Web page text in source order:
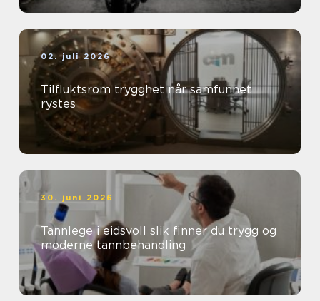
02. juli 2026
Tilfluktsrom trygghet når samfunnet
rystes
30. juni 2026
Tannlege i eidsvoll slik finner du trygg og
moderne tannbehandling